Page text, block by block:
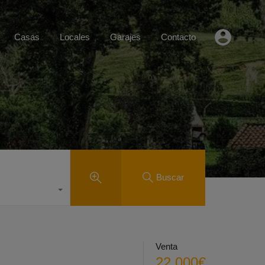
Casas Locales Garajes Contacto
Buscar
Venta